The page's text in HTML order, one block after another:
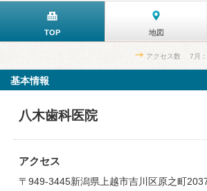
TOP 地図
アクセス数 7月：
基本情報
八木歯科医院
アクセス
〒949-3445新潟県上越市吉川区原之町